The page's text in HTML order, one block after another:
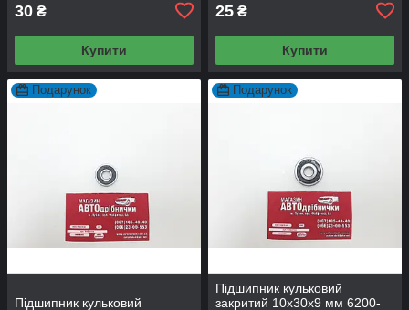
30 ₴
Купити
25 ₴
Купити
Подарунок
Підшипник кульковий
Подарунок
Підшипник кульковий
закритий 10х30х9 мм 6200-